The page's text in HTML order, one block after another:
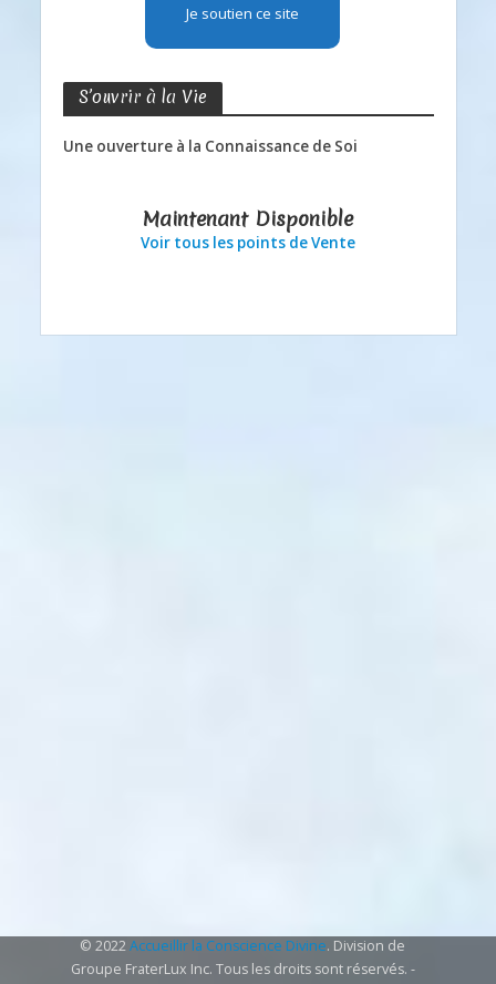
Je soutien ce site
S’ouvrir à la Vie
Une ouverture à la Connaissance de Soi
Maintenant Disponible
Voir tous les points de Vente
© 2022Accueillir la Conscience Divine. Division de
Groupe FraterLux Inc. Tous les droits sont réservés. -